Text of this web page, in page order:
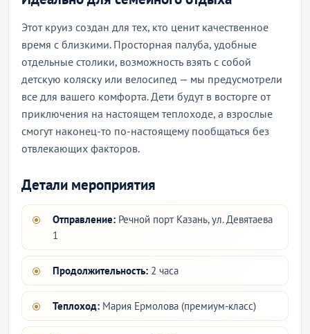
Этот круиз создан для тех, кто ценит качественное
время с близкими. Просторная палуба, удобные
отдельные столики, возможность взять с собой
детскую коляску или велосипед — мы предусмотрели
все для вашего комфорта. Дети будут в восторге от
приключения на настоящем теплоходе, а взрослые
смогут наконец-то по-настоящему пообщаться без
отвлекающих факторов.
Детали мероприятия
Отправление: Речной порт Казань, ул. Девятаева
1
Продолжительность: 2 часа
Теплоход: Мария Ермолова (премиум-класс)